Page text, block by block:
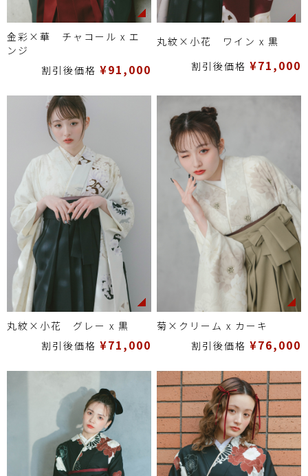
金彩×華 チャコール x エ
ンジ
割引後価格 ¥91,000
丸紋×小花 ワイン x 黒
割引後価格 ¥71,000
丸紋×小花 グレー x 黒
割引後価格 ¥71,000
菊×クリーム x カーキ
割引後価格 ¥76,000